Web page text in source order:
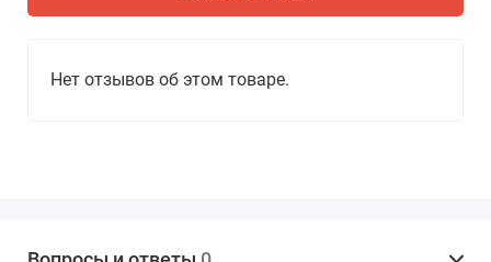
Нет отзывов об этом товаре.